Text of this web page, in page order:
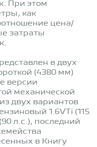
При этом
как
цена/
затраты
в двух
(4380 мм)
версии
механической
двух вариантов
1.6VTi (115
л.с.), последний
в Книгу